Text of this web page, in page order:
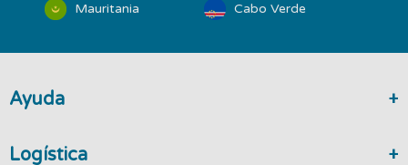
Mauritania
Cabo Verde
Ayuda
Logística